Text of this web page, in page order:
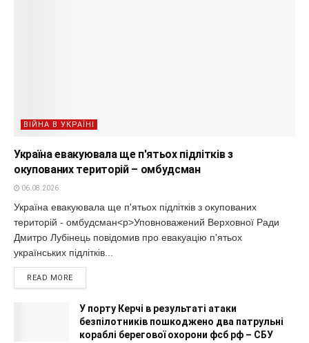
ВІЙНА В УКРАЇНІ
Україна евакуювала ще п'ятьох підлітків з
окупованих територій – омбудсман
06.08.2026
Україна евакуювала ще п'ятьох підлітків з окупованих
територій - омбудсман<p>Уповноважений Верховної Ради
Дмитро Лубінець повідомив про евакуацію п'ятьох
українських підлітків...
READ MORE
У порту Керчі в результаті атаки
безпілотників пошкоджено два патрульні
кораблі берегової охорони фсб рф – СБУ